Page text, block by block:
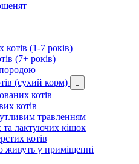
(1-7 років)
(7+ років)
(сухий корм)

котів
котів
травленням
та лактуючих кішок
котів
живуть у приміщенні